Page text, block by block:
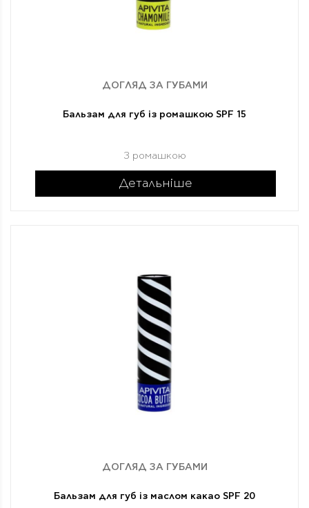
ДОГЛЯД ЗА ГУБАМИ
Бальзам для губ із ромашкою SPF 15
З ромашкою
Детальніше
ДОГЛЯД ЗА ГУБАМИ
Бальзам для губ із маслом какао SPF 20